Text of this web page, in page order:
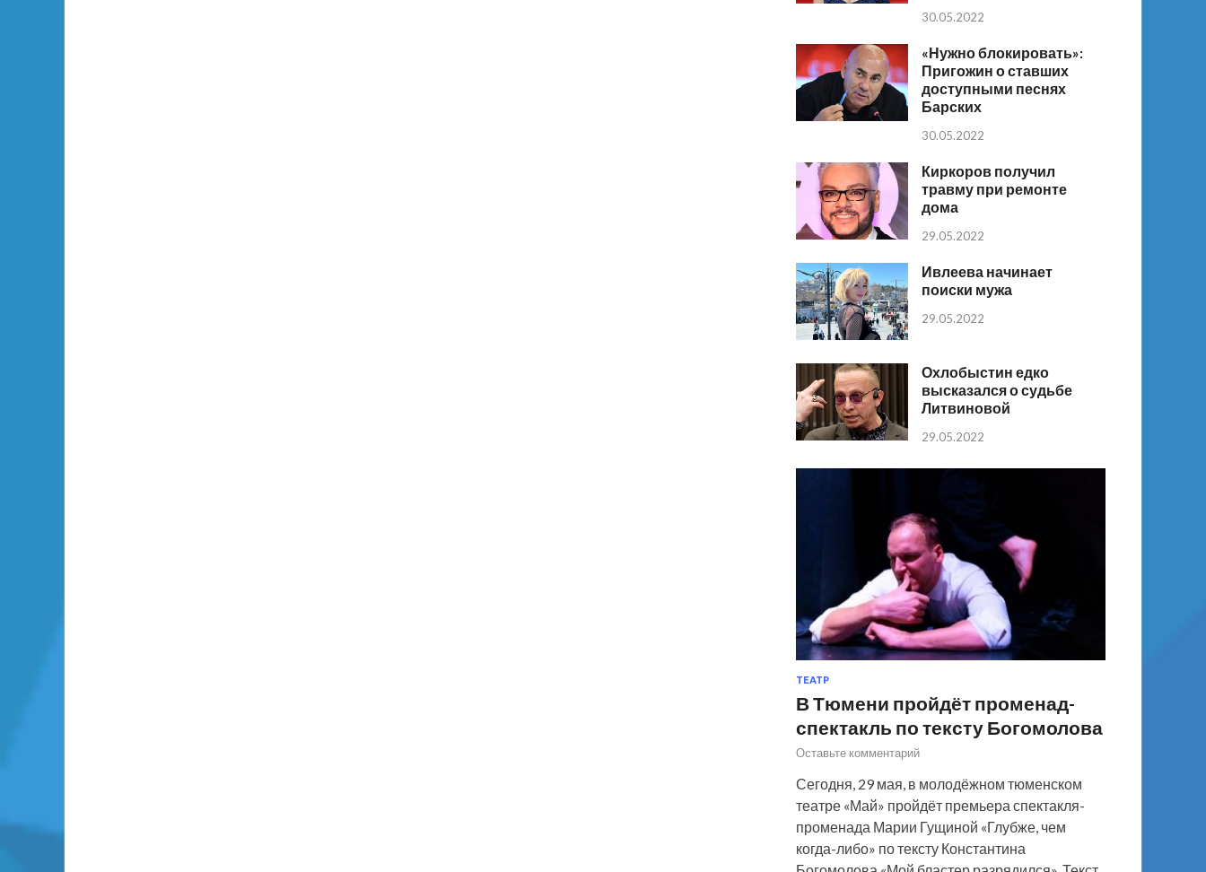
30.05.2022
«Нужно блокировать»:
Пригожин о ставших
доступными песнях
Барских
30.05.2022
Киркоров получил
травму при ремонте
дома
29.05.2022
Ивлеева начинает
поиски мужа
29.05.2022
Охлобыстин едко
высказался о судьбе
Литвиновой
29.05.2022
ТЕАТР
В Тюмени пройдёт променад-
спектакль по тексту Богомолова
Оставьте комментарий
Сегодня, 29 мая, в молодёжном тюменском
театре «Май» пройдёт премьера спектакля-
променада Марии Гущиной «Глубже, чем
когда-либо» по тексту Константина